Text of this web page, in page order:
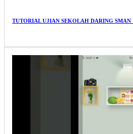
TUTORIAL UJIAN SEKOLAH DARING SMAN